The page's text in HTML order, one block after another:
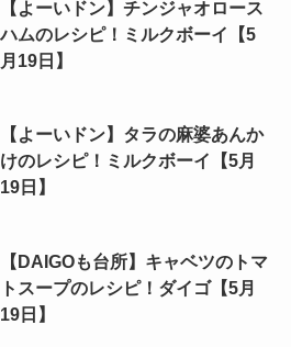
【よーいドン】チンジャオロース
ハムのレシピ！ミルクボーイ【5
月19日】
【よーいドン】タラの麻婆あんか
けのレシピ！ミルクボーイ【5月
19日】
【DAIGOも台所】キャベツのトマ
トスープのレシピ！ダイゴ【5月
19日】